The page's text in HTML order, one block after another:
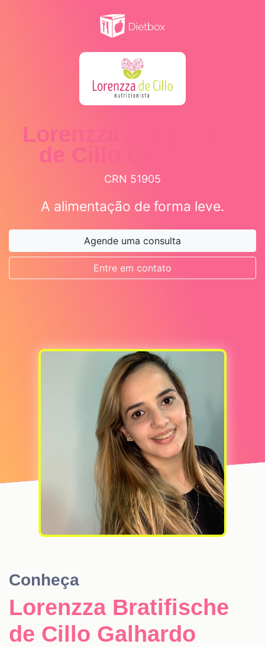
Lorenzza Bratifische
de Cillo Galhardo
CRN 51905
A alimentação de forma leve.
Agende uma consulta
Entre em contato
Conheça
Lorenzza Bratifische
de Cillo Galhardo